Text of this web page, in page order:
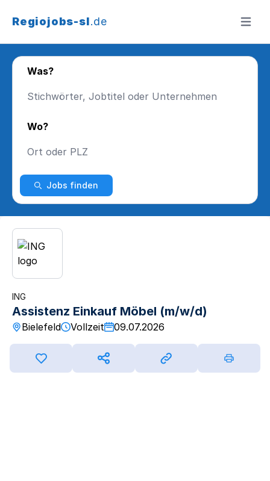
Regiojobs-sl.de Menü
Was?
Wo?
Jobs finden
ING
Assistenz Einkauf Möbel (m/w/d)
Bielefeld Vollzeit 09.07.2026